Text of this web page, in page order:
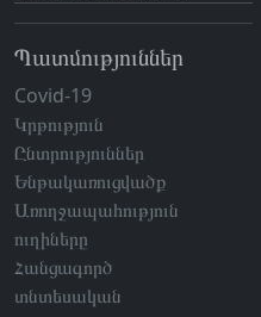
Պատմություններ
Covid-19
Կրթություն
Ընտրություններ
Ենթակառուցվածք
Առողջապահություն
ուղիները
Հանցագործ
տնտեսական